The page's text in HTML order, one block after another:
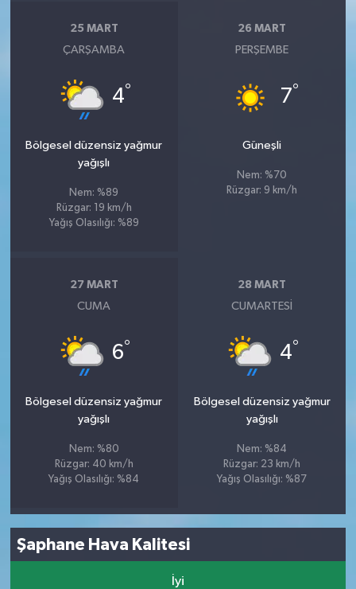
25 MART
ÇARŞAMBA
4°
Bölgesel düzensiz yağmur
yağışlı
Nem: %89
Rüzgar: 19 km/h
Yağış Olasılığı: %89
26 MART
PERŞEMBE
7°
Güneşli
Nem: %70
Rüzgar: 9 km/h
27 MART
CUMA
6°
Bölgesel düzensiz yağmur
yağışlı
Nem: %80
Rüzgar: 40 km/h
Yağış Olasılığı: %84
28 MART
CUMARTESI
4°
Bölgesel düzensiz yağmur
yağışlı
Nem: %84
Rüzgar: 23 km/h
Yağış Olasılığı: %87
Şaphane Hava Kalitesi
İyi